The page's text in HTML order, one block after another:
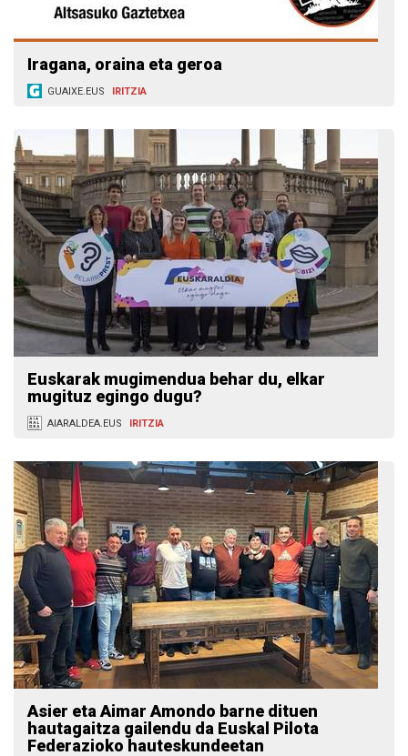
Iragana, oraina eta geroa
GUAIXE.EUS IRITZIA
Euskarak mugimendua behar du, elkar
mugituz egingo dugu?
AIARALDEA.EUS IRITZIA
Asier eta Aimar Amondo barne dituen
hautagaitza gailendu da Euskal Pilota
Federazioko hauteskundeetan